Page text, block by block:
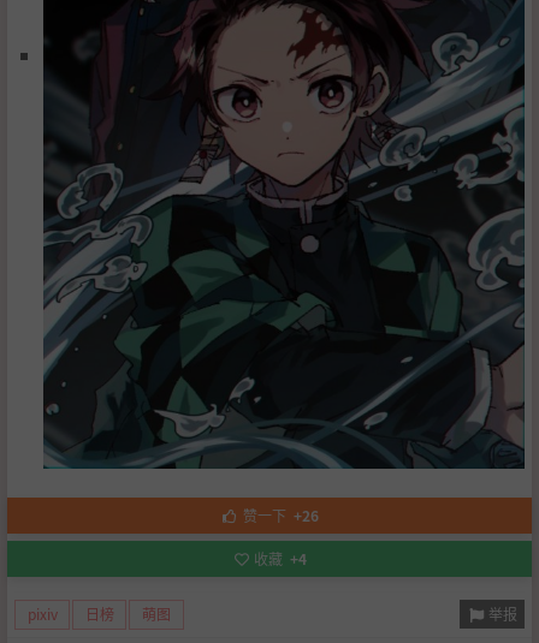
赞一下 +26
收藏 +4
pixiv 日榜 萌图 举报